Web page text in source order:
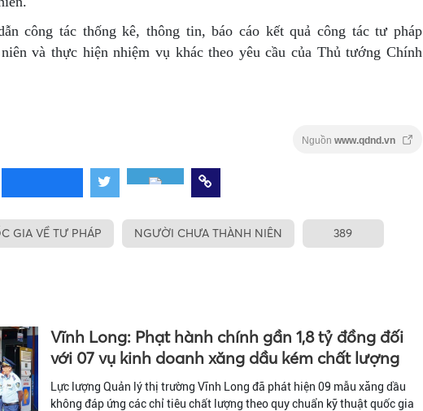
công tác thống kê, thông tin, báo cáo kết quả công tác tư pháp
và thực hiện nhiệm vụ khác theo yêu cầu của Thủ tướng Chính
Nguồn www.qdnd.vn
GIA VỀ TƯ PHÁP NGƯỜI CHƯA THÀNH NIÊN 389
Vĩnh Long: Phạt hành chính gần 1,8 tỷ đồng đối
với 07 vụ kinh doanh xăng dầu kém chất lượng
Lực lượng Quản lý thị trường Vĩnh Long đã phát hiện 09 mẫu xăng dầu
không đáp ứng các chỉ tiêu chất lượng theo quy chuẩn kỹ thuật quốc gia